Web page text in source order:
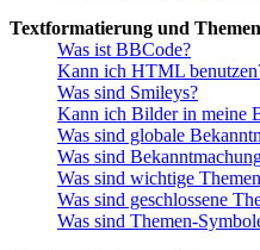
Textformatierung und
Was ist BBCode?
Kann ich HTML
Was sind Smileys?
Kann ich Bilder in meine
Was sind globale
Was sind
Was sind wichtige
Was sind geschlossene
Was sind Themen-